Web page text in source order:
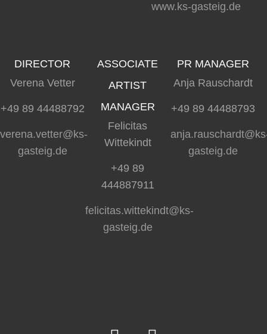
www.ks-gasteig.de
DIRECTOR
Verena Vetter
+49 89 44488792
verena.vetter@ks-
gasteig.de
ASSOCIATE
ARTIST
MANAGER
Felicitas
Wittekindt
+49 89
444887911
felicitas.wittekindt@ks-
gasteig.de
PR MANAGER
Anja Rauschardt
+49 89 44488793
gasteig.de